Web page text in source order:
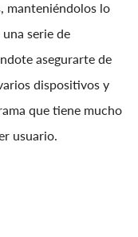
manteniéndolos lo
serie de
asegurarte de
dispositivos y
que tiene mucho
usuario.